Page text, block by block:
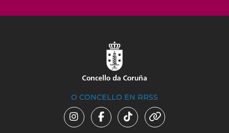
O CONCELLO EN RRSS